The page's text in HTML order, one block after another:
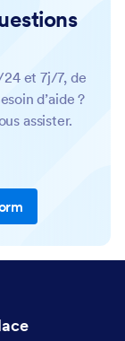
et 7j/7, de
d’aide ?
assister.